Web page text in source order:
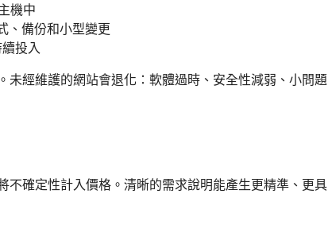
機中
、備份和小型變更
投入
經維護的網站會退化：軟體過時、安全性減弱、小問題
確定性計入價格。清晰的需求說明能產生更精準、更具